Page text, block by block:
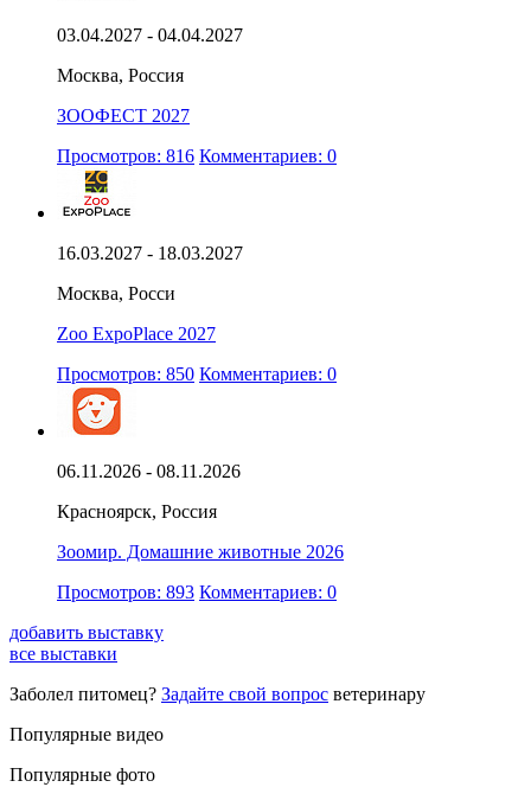
03.04.2027 - 04.04.2027
Москва, Россия
ЗООФЕСТ 2027
Просмотров: 816 Комментариев: 0
16.03.2027 - 18.03.2027
Москва, Росси
Zoo ExpoPlace 2027
Просмотров: 850 Комментариев: 0
06.11.2026 - 08.11.2026
Красноярск, Россия
Зоомир. Домашние животные 2026
Просмотров: 893 Комментариев: 0
добавить выставку
все выставки
Заболел питомец? Задайте свой вопрос ветеринару
Популярные видео
Популярные фото